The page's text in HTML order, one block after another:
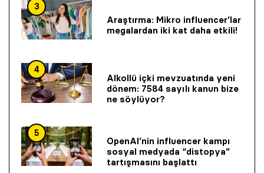
3
Araştırma: Mikro influencer’lar
megalardan iki kat daha etkili!
4
Alkollü içki mevzuatında yeni
dönem: 7584 sayılı kanun bize
ne söylüyor?
5
OpenAI’nin influencer kampı
sosyal medyada “distopya”
tartışmasını başlattı